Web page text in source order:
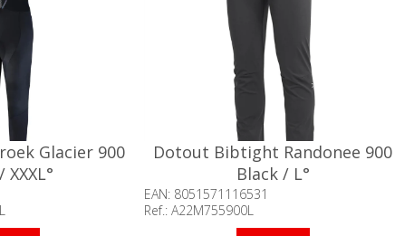
Glacier 900
XXXL°
dan 5 stuks
Dotout Bibtight Randonee 900
Black / L°
EAN: 8051571116531
Ref.: A22M755900L
Beschikbaarheid:: 5 stuks of meer op